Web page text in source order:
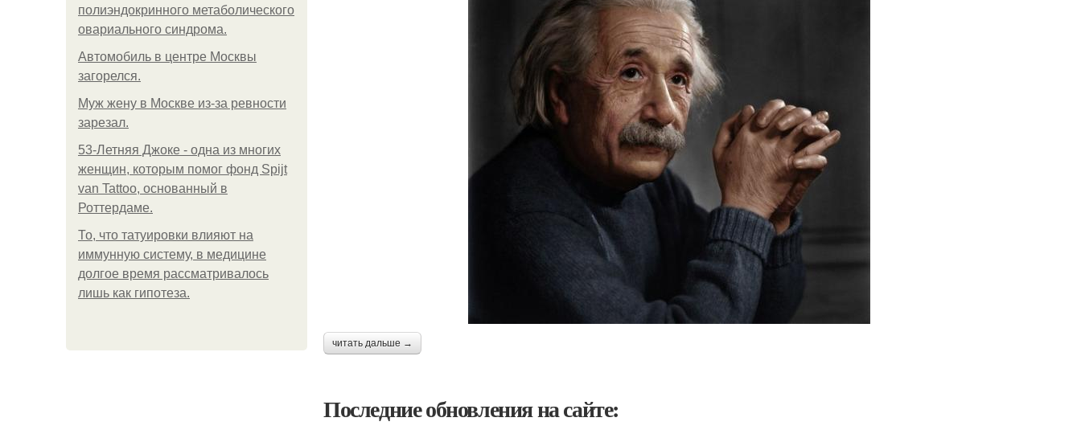
полиэндокринного метаболического
овариального синдрома.
Автомобиль в центре Москвы
загорелся.
Mуж жену в Москве из-за ревности
зарезал.
53-Летняя Джоке - одна из многих
женщин, которым помог фонд Spijt
van Tattoo, основанный в
Роттердаме.
То, что татуировки влияют на
иммунную систему, в медицине
долгое время рассматривалось
лишь как гипотеза.
читать дальше →
Последние обновления на сайте: